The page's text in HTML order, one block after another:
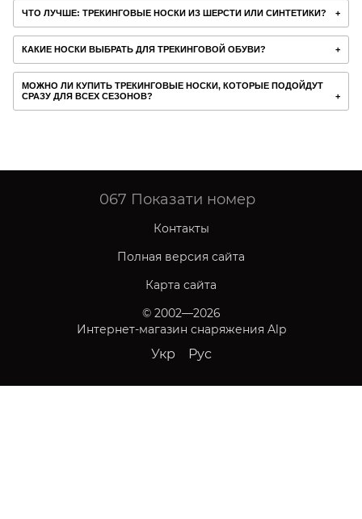
ЧТО ЛУЧШЕ: ТРЕКИНГОВЫЕ НОСКИ ИЗ ШЕРСТИ ИЛИ СИНТЕТИКИ?
КАКИЕ НОСКИ ВЫБРАТЬ ДЛЯ ТРЕКИНГОВОЙ ОБУВИ?
МОЖНО ЛИ КУПИТЬ ТРЕКИНГОВЫЕ НОСКИ, КОТОРЫЕ ПОДОЙДУТ
СРАЗУ ДЛЯ ВСЕХ СЕЗОНОВ?
067 Показати номер
Контакты
Полная версия сайта
Карта сайта
© 2002—2026
Интернет-магазин снаряжения Alp
Укр Рус